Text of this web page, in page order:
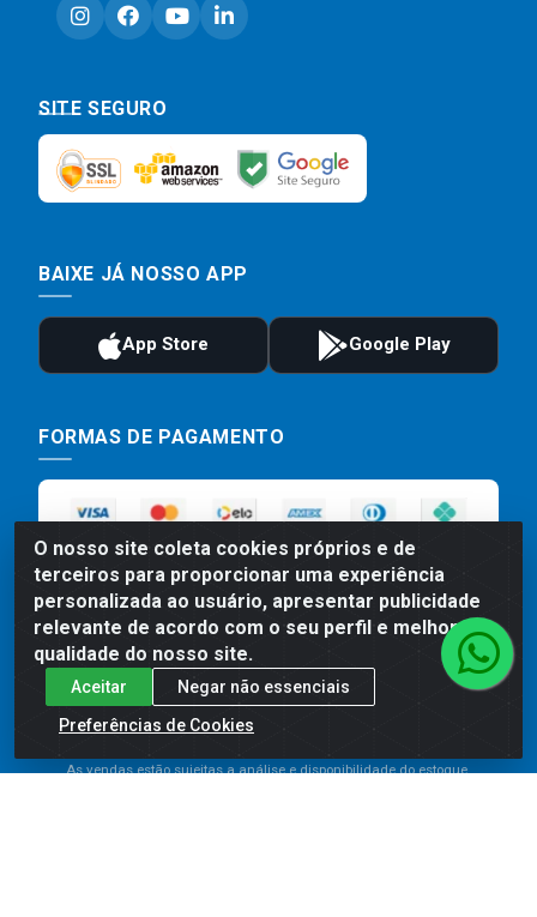
O nosso site coleta cookies próprios e de
terceiros para proporcionar uma experiência
personalizada ao usuário, apresentar publicidade
relevante de acordo com o seu perfil e melhorar a
qualidade do nosso site.
Aceitar
Negar não essenciais
Preferências de Cookies
SITE SEGURO
BAIXE JÁ NOSSO APP
FORMAS DE PAGAMENTO
Preços, promoções, condições de pagamento e frete são válidos
para compras realizadas exclusivamente pelo site. Caso haja
divergência de preço de um produto, será válido o preço que for
As vendas estão sujeitas a análise e disponibilidade do estoque.